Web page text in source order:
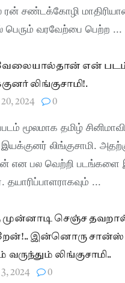
ரன் சண்டக்கோழி
பெரும் வரவேற்பை பெற்ற ...
என் படம்
லிங்குசாமி!.
2024 0
மூலமாக தமிழ்
லிங்குசாமி.
என பல வெற்றி படங்களை
...
முன்னாடி செஞ்ச
இன்னொரு சான்ஸ்
லிங்குசாமி..
2024 0